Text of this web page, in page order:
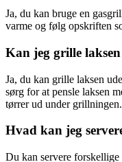
Ja, du kan bruge en
varme og følg opskriften
Kan jeg grille
Ja, du kan grille laksen
sørg for at pensle laksen
tørrer ud under grillningen.
Hvad kan jeg
Du kan servere